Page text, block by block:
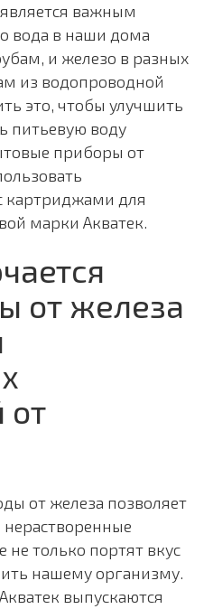
важным
вода в наши дома
и железо в разных
из водопроводной
это, чтобы улучшить
питьевую воду
приборы от
картриджами для
марки Акватек.
от железа
от
от железа позволяет
не только портят вкус
нашему организму.
выпускаются